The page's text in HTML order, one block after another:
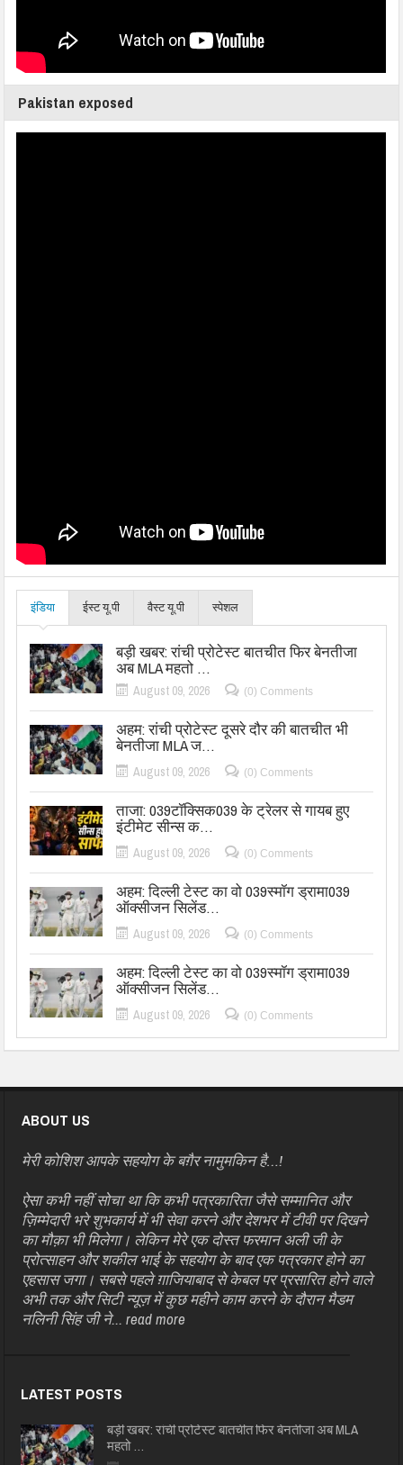
Pakistan exposed
इंडिया ईस्ट यू.पी वैस्ट यू.पी स्पेशल
बड़ी खबर: रांची प्रोटेस्ट बातचीत फिर बेनतीजा
अब MLA महतो …
August 09, 2026 (0) Comments
अहम: रांची प्रोटेस्ट दूसरे दौर की बातचीत भी
बेनतीजा MLA ज…
August 09, 2026 (0) Comments
ताजा: 039टॉक्सिक039 के ट्रेलर से गायब हुए
इंटीमेट सीन्स क…
August 09, 2026 (0) Comments
अहम: दिल्ली टेस्ट का वो 039स्मॉग ड्रामा039
ऑक्सीजन सिलेंड…
August 09, 2026 (0) Comments
अहम: दिल्ली टेस्ट का वो 039स्मॉग ड्रामा039
ऑक्सीजन सिलेंड…
August 09, 2026 (0) Comments
ABOUT US
मेरी कोशिश आपके सहयोग के बग़ैर नामुमकिन है…!
ऐसा कभी नहीं सोचा था कि कभी पत्रकारिता जैसे सम्मानित और
ज़िम्मेदारी भरे शुभकार्य में भी सेवा करने और देशभर में टीवी पर दिखने
का मौक़ा भी मिलेगा। लेकिन मेरे एक दोस्त फरमान अली जी के
प्रोत्साहन और शकील भाई के सहयोग के बाद एक पत्रकार होने का
एहसास जगा। सबसे पहले ग़ाजियाबाद से केबल पर प्रसारित होने वाले
अभी तक और सिटी न्यूज़ में कुछ महीने काम करने के दौरान मैडम
नलिनी सिंह जी ने...read more
LATEST POSTS
बड़ी खबर: रांची प्रोटेस्ट बातचीत फिर बेनतीजा अब MLA
महतो …